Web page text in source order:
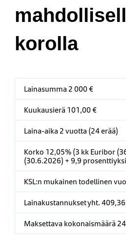
korolla
Lainasumma 2 000 €
Kuukausierä 101,00 €
Laina-aika 2 vuotta (24 erää)
Korko 12,05% (3 kk Euribor
(30.6.2026) + 9,9
KSL:n mukainen todellinen
Lainakustannukset yht.
Maksettava kokonaismäärä